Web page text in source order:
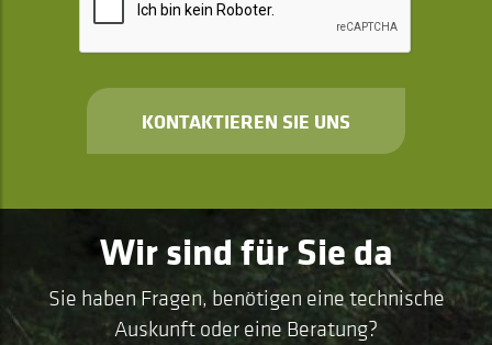
KONTAKTIEREN SIE UNS
Wir sind für Sie da
Sie haben Fragen, benötigen eine technische
Auskunft oder eine Beratung?